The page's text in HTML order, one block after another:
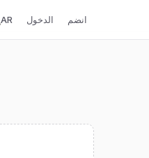
AR الدخول انضم